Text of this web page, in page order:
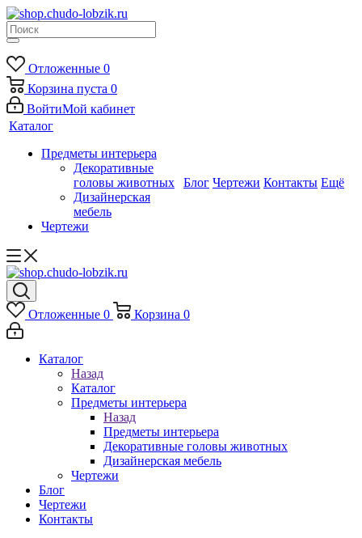
Отложенные 0
Корзина пуста 0
ВойтиМой кабинет
Каталог
Предметы интерьера
Декоративные
головы животных
Дизайнерская
мебель
Чертежи
Блог Чертежи Контакты Ещё
Отложенные 0 Корзина 0
Каталог
Назад
Каталог
Предметы интерьера
Назад
Предметы интерьера
Декоративные головы животных
Дизайнерская мебель
Чертежи
Блог
Чертежи
Контакты